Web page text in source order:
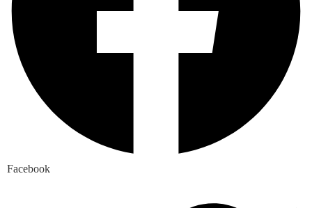
Facebook